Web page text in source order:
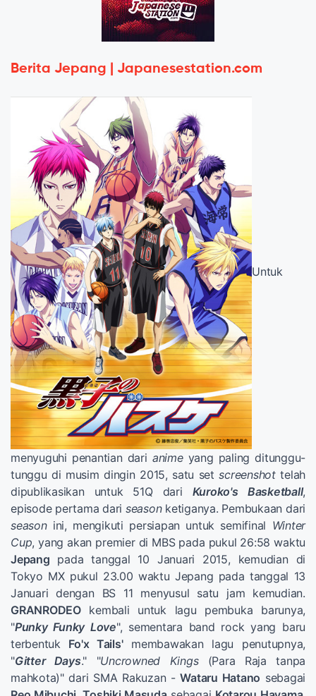
Berita Jepang | Japanesestation.com
Untuk
menyuguhi penantian dari animeyang paling ditunggu-
tunggu di musim dingin 2015, satu setscreenshottelah
dipublikasikan untuk 51Q dari Kuroko's Basketball,
episode pertama dari seasonketiganya. Pembukaan dari
seasonini, mengikuti persiapan untuk semifinal Winter
Cup, yang akan premier di MBS pada pukul 26:58 waktu
Jepang pada tanggal 10 Januari 2015, kemudian di
Tokyo MX pukul 23.00 waktu Jepang pada tanggal 13
Januari dengan BS 11 menyusul satu jam kemudian.
GRANRODEOkembali untuk lagu pembuka barunya,
"Punky Funky Love", sementara band rock yang baru
terbentuk Fo'x Tails'membawakan lagu penutupnya,
"Gitter Days." "Uncrowned Kings(Para Raja tanpa
mahkota)" dari SMA Rakuzan -Wataru Hatano sebagai